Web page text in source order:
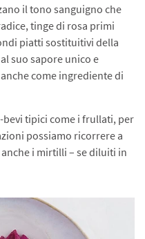
il tono sanguigno che
tinge di rosa primi
piatti sostituitivi della
suo sapore unico e
come ingrediente di
bevi tipici come i frullati, per
possiamo ricorrere a
i mirtilli – se diluiti in